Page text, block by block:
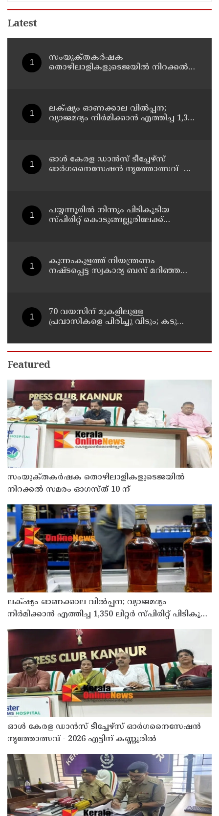
Latest
സംയുക്‌തകർഷക
തൊഴിലാളികളുടെജയിൽ നിറക്കൽ
ലക്‌ഷ്യം ഓണക്കാല വിൽപ്പന;
വ്യാജമദ്യം നിർമിക്കാൻ എത്തിച്ച 1,350
ഓൾ കേരള ഡാൻസ് ടീച്ചേഴ്സ്
ഓർഗനൈസേഷൻ നൃത്തോത്സവ് -
പയ്യന്നൂരിൽ നിന്നും പിടികൂടിയ
സ്പിരിറ്റ് കൊടുങ്ങല്ലൂരിലേക്ക്
കുന്നംകുളത്ത് നിയന്ത്രണം
നഷ്ടപ്പെട്ട സ്വകാര്യ ബസ് മറിഞ്ഞ
70 വയസിന് മുകളിലുള്ള
പ്രവാസികളെ പിരിച്ചു വിടും; കടുത്ത
Featured
സംയുക്‌തകർഷക തൊഴിലാളികളുടെജയിൽ
നിറക്കൽ സമരം ഓഗസ്ത് 10 ന്
ലക്‌ഷ്യം ഓണക്കാല വിൽപ്പന; വ്യാജമദ്യം
നിർമിക്കാൻ എത്തിച്ച 1,350 ലിറ്റർ സ്പിരിറ്റ് പിടികൂടി;
ഓൾ കേരള ഡാൻസ് ടീച്ചേഴ്സ് ഓർഗനൈസേഷൻ
നൃത്തോത്സവ് - 2026 എട്ടിന് കണ്ണൂരിൽ